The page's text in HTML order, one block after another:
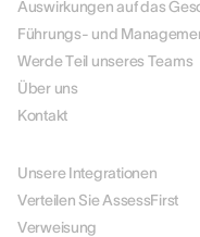
Auswirkungen auf das
Führungs- und
Werde Teil unseres Teams
Über uns
Kontakt
Unsere Integrationen
Verteilen Sie AssessFirst
Verweisung